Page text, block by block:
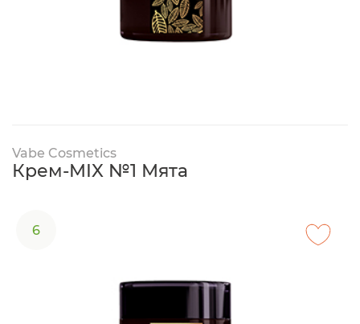
Vabe Cosmetics
Крем-MIX №1 Мята
6